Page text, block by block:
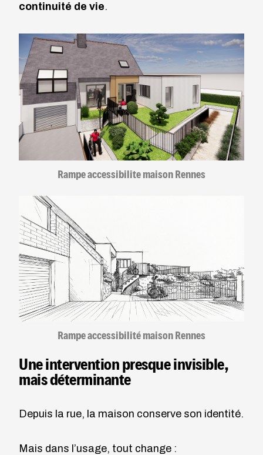
continuité de vie.
Rampe accessibilite maison Rennes
Rampe accessibilité maison Rennes
Une intervention presque invisible,
mais déterminante
Depuis la rue, la maison conserve son identité.
Mais dans l’usage, tout change :